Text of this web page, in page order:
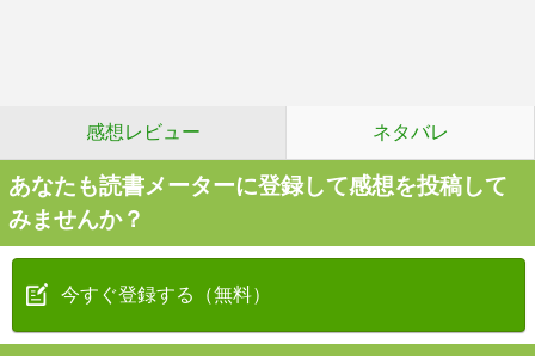
感想レビュー ネタバレ
あなたも読書メーターに登録して感想を投稿して
みませんか？
今すぐ登録する（無料）